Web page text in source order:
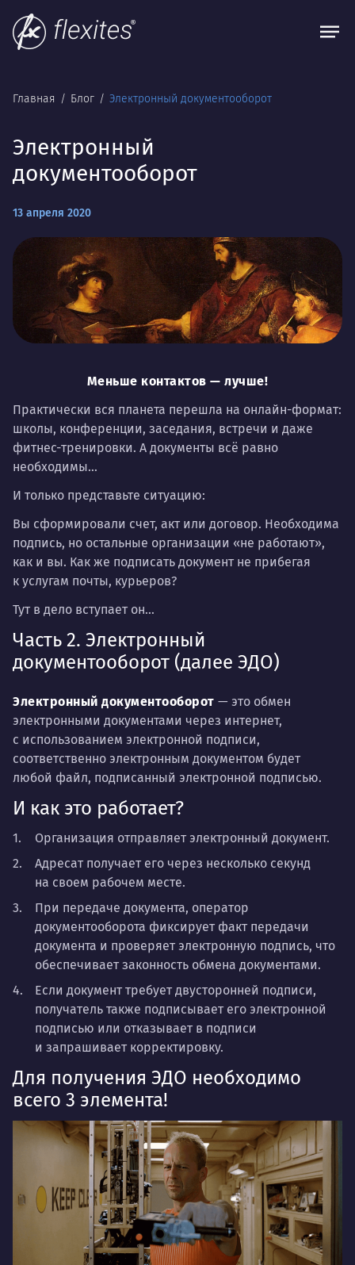
Главная Блог Электронный документооборот
Электронный
документооборот
13 апреля 2020
Меньше контактов — лучше!
Практически вся планета перешла на онлайн-формат:
школы, конференции, заседания, встречи и даже
фитнес-тренировки. А документы всё равно
необходимы…
И только представьте ситуацию:
Вы сформировали счет, акт или договор. Необходима
подпись, но остальные организации «не работают»,
как и вы. Как же подписать документ не прибегая
к услугам почты, курьеров?
Тут в дело вступает он…
Часть 2. Электронный
документооборот (далее ЭДО)
Электронный документооборот — это обмен
электронными документами через интернет,
с использованием электронной подписи,
соответственно электронным документом будет
любой файл, подписанный электронной подписью.
И как это работает?
Организация отправляет электронный документ.
Адресат получает его через несколько секунд
на своем рабочем месте.
При передаче документа, оператор
документооборота фиксирует факт передачи
документа и проверяет электронную подпись, что
обеспечивает законность обмена документами.
Если документ требует двусторонней подписи,
получатель также подписывает его электронной
подписью или отказывает в подписи
и запрашивает корректировку.
Для получения ЭДО необходимо
всего 3 элемента!